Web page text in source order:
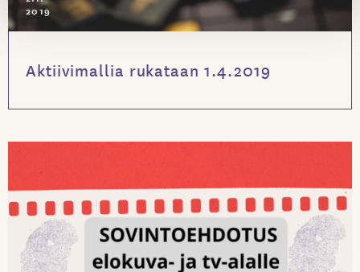
2019
Aktiivimallia rukataan 1.4.2019